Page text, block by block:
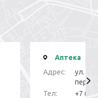
Аптека
Адрес:
ул.
Тел:
+7